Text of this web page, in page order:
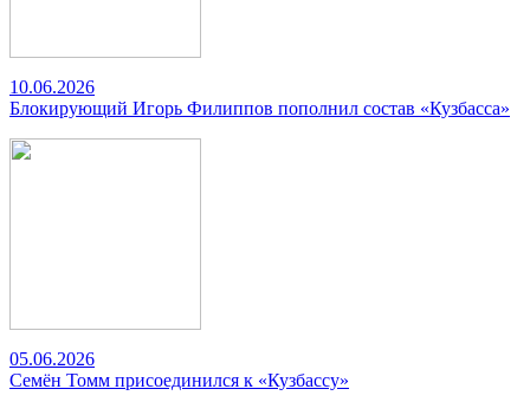
10.06.2026
Блокирующий Игорь Филиппов пополнил состав «Кузбасса»
05.06.2026
Семён Томм присоединился к «Кузбассу»